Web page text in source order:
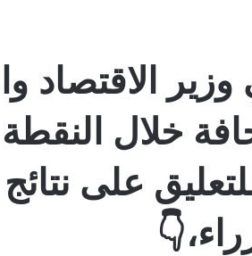
الاقتصاد
خلال
على